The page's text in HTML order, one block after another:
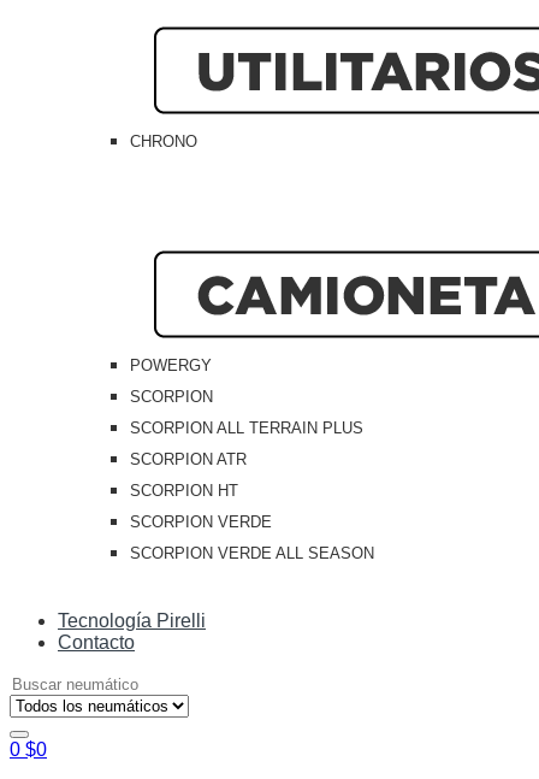
CHRONO
POWERGY
SCORPION
SCORPION ALL TERRAIN PLUS
SCORPION ATR
SCORPION HT
SCORPION VERDE
SCORPION VERDE ALL SEASON
Tecnología Pirelli
Contacto
Search
for:
0 $0